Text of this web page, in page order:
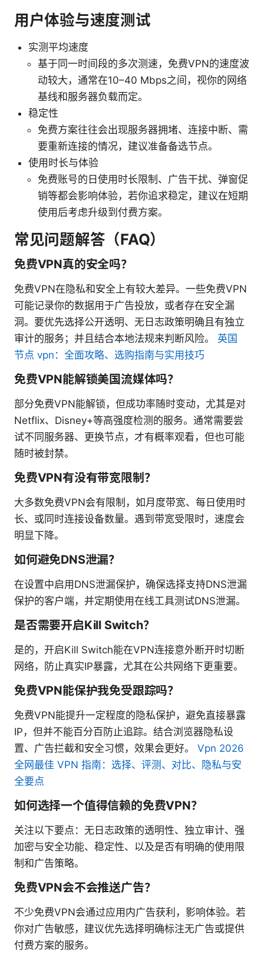
用户体验与速度测试
实测平均速度
基于同一时间段的多次测速，免费VPN的速度波
动较大，通常在10–40 Mbps之间，视你的网络
基线和服务器负载而定。
稳定性
免费方案往往会出现服务器拥堵、连接中断、需
要重新连接的情况，建议准备备选节点。
使用时长与体验
免费账号的日使用时长限制、广告干扰、弹窗促
销等都会影响体验，若你追求稳定，建议在短期
使用后考虑升级到付费方案。
常见问题解答（FAQ）
免费VPN真的安全吗？
免费VPN在隐私和安全上有较大差异。一些免费VPN
可能记录你的数据用于广告投放，或者存在安全漏
洞。要优先选择公开透明、无日志政策明确且有独立
审计的服务；并且结合本地法规来判断风险。 英国
节点 vpn：全面攻略、选购指南与实用技巧
免费VPN能解锁美国流媒体吗？
部分免费VPN能解锁，但成功率随时变动，尤其是对
Netflix、Disney+等高强度检测的服务。通常需要尝
试不同服务器、更换节点，才有概率观看，但也可能
随时被封禁。
免费VPN有没有带宽限制？
大多数免费VPN会有限制，如月度带宽、每日使用时
长、或同时连接设备数量。遇到带宽受限时，速度会
明显下降。
如何避免DNS泄漏？
在设置中启用DNS泄漏保护，确保选择支持DNS泄漏
保护的客户端，并定期使用在线工具测试DNS泄漏。
是否需要开启Kill Switch？
是的，开启Kill Switch能在VPN连接意外断开时切断
网络，防止真实IP暴露，尤其在公共网络下更重要。
免费VPN能保护我免受跟踪吗？
免费VPN能提升一定程度的隐私保护，避免直接暴露
IP，但并不能百分百防止追踪。结合浏览器隐私设
置、广告拦截和安全习惯，效果会更好。 Vpn 2026
全网最佳 VPN 指南：选择、评测、对比、隐私与安
全要点
如何选择一个值得信赖的免费VPN？
关注以下要点：无日志政策的透明性、独立审计、强
加密与安全功能、稳定性、以及是否有明确的使用限
制和广告策略。
免费VPN会不会推送广告？
不少免费VPN会通过应用内广告获利，影响体验。若
你对广告敏感，建议优先选择明确标注无广告或提供
付费方案的服务。